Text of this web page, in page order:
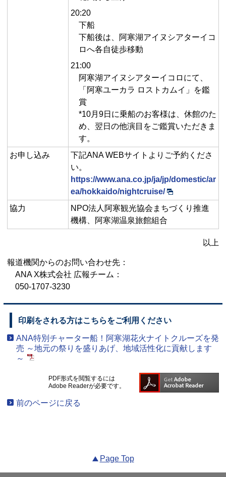
20:20
下船
下船後は、阿寒湖アイヌシアターイコ
ロへ各自徒歩移動
21:00
阿寒湖アイヌシアターイコロにて、
「阿寒ユーカラ ロストカムイ」を鑑
賞
*10月9日に乗船のお客様は、休館のた
め、翌日の他演目をご鑑賞いただきま
す。
お申し込み
下記ANA WEBサイトよりご予約くださ
い。
https://www.ana.co.jp/ja/jp/domestic/ar
ea/hokkaido/nightcruise/
協力
NPO法人阿寒観光協会まちづくり推進
機構、阿寒湖温泉旅館組合
以上
報道機関からのお問い合わせ先：
ANA X株式会社 広報チーム：
050-1707-3230
印刷をされる方はこちらをご利用ください
ANA特別チャーター船！阿寒湖花火ナイトクルーズを発
売 ～地元の祭りを盛りあげ、地域活性化に貢献します
～
PDF形式を閲覧するには
Adobe Readerが必要です。
前のページに戻る
Page Top